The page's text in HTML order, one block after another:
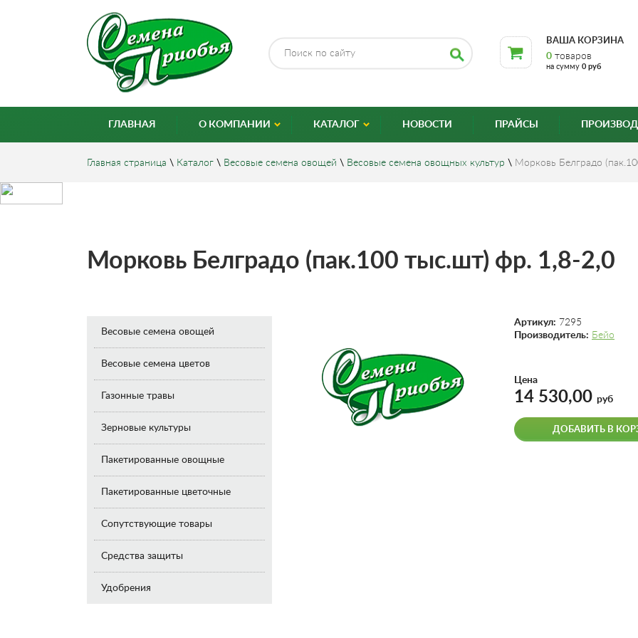
ВАША КОРЗИНА
0 товаров
на сумму 0 руб
ГЛАВНАЯ О КОМПАНИИ КАТАЛОГ НОВОСТИ ПРАЙСЫ
Главная страница \ Каталог \ Весовые семена овощей \ Весовые семена овощных культур \ Морковь Белградо
Морковь Белградо (пак.100 тыс.шт) фр. 1,8-2,0
Весовые семена овощей
Весовые семена цветов
Газонные травы
Зерновые культуры
Пакетированные овощные
Пакетированные цветочные
Сопутствующие товары
Средства защиты
Удобрения
Артикул: 7295
Производитель: Бейо
Цена
14 530,00 руб
ДОБАВИТЬ В